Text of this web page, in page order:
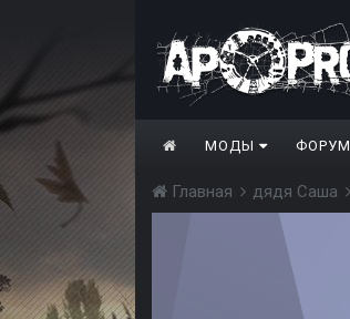
МОДЫ ФОРУМ
Главная дядя Саша